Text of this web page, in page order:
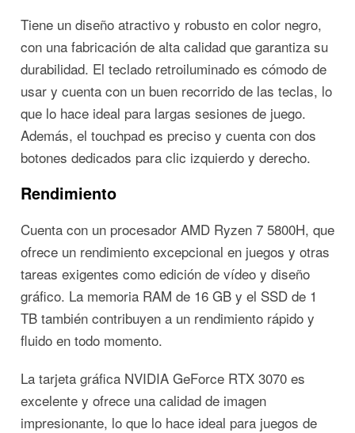
Tiene un diseño atractivo y robusto en color negro,
con una fabricación de alta calidad que garantiza su
durabilidad. El teclado retroiluminado es cómodo de
usar y cuenta con un buen recorrido de las teclas, lo
que lo hace ideal para largas sesiones de juego.
Además, el touchpad es preciso y cuenta con dos
botones dedicados para clic izquierdo y derecho.
Rendimiento
Cuenta con un procesador AMD Ryzen 7 5800H, que
ofrece un rendimiento excepcional en juegos y otras
tareas exigentes como edición de vídeo y diseño
gráfico. La memoria RAM de 16 GB y el SSD de 1
TB también contribuyen a un rendimiento rápido y
fluido en todo momento.
La tarjeta gráfica NVIDIA GeForce RTX 3070 es
excelente y ofrece una calidad de imagen
impresionante, lo que lo hace ideal para juegos de